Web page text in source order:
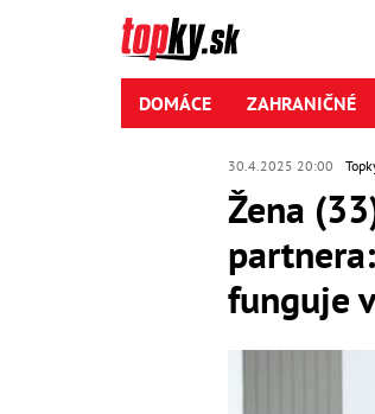
DOMÁCE ZAHRANIČNÉ
30.4.2025 20:00
Žena
funguje